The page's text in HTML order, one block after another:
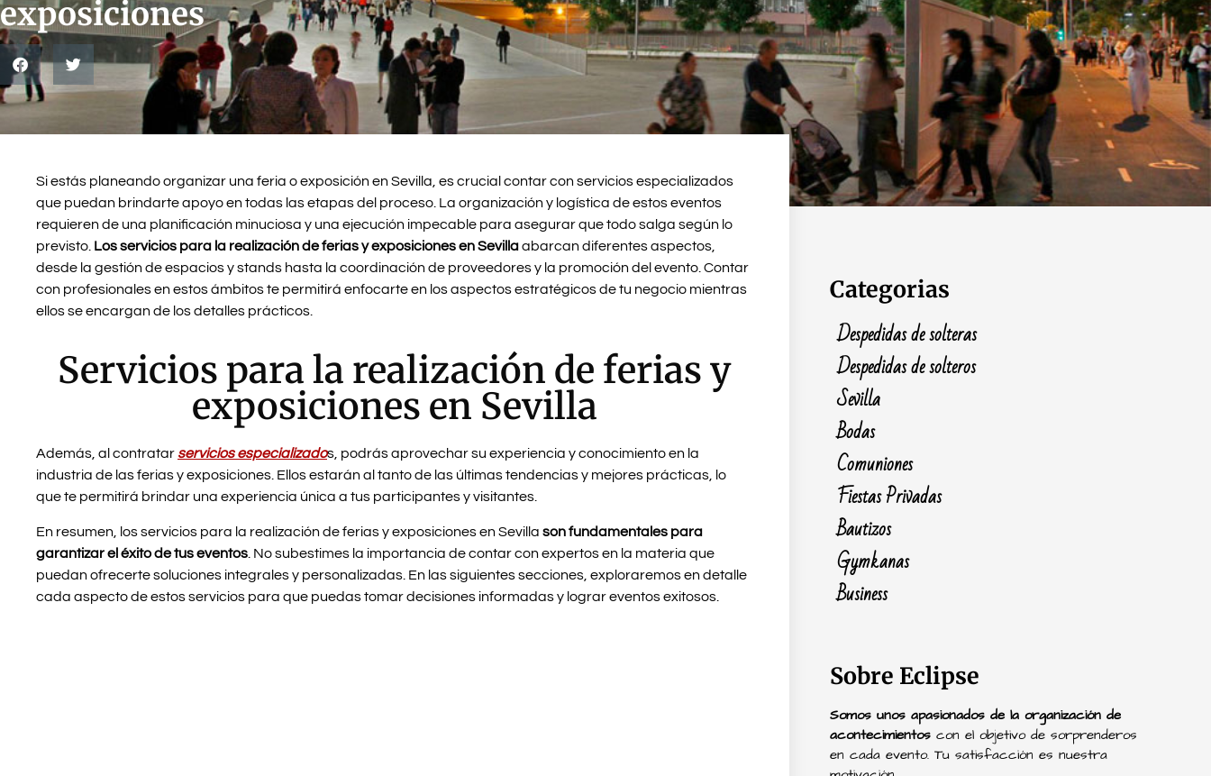
exposiciones
Si estás planeando organizar una feria o exposición en Sevilla, es crucial contar con servicios especializados
que puedan brindarte apoyo en todas las etapas del proceso. La organización y logística de estos eventos
requieren de una planificación minuciosa y una ejecución impecable para asegurar que todo salga según lo
previsto. Los servicios para la realización de ferias y exposiciones en Sevillaabarcan diferentes aspectos,
desde la gestión de espacios y stands hasta la coordinación de proveedores y la promoción del evento. Contar
con profesionales en estos ámbitos te permitirá enfocarte en los aspectos estratégicos de tu negocio mientras
ellos se encargan de los detalles prácticos.
Servicios para la realización de ferias y
exposiciones en Sevilla
Además, al contratar servicios especializados, podrás aprovechar su experiencia y conocimiento en la
industria de las ferias y exposiciones. Ellos estarán al tanto de las últimas tendencias y mejores prácticas, lo
que te permitirá brindar una experiencia única a tus participantes y visitantes.
En resumen, los servicios para la realización de ferias y exposiciones en Sevilla son fundamentales para
garantizar el éxito de tus eventos . No subestimes la importancia de contar con expertos en la materia que
puedan ofrecerte soluciones integrales y personalizadas. En las siguientes secciones, exploraremos en detalle
cada aspecto de estos servicios para que puedas tomar decisiones informadas y lograr eventos exitosos.
Categorias
Despedidas de solteras
Despedidas de solteros
Sevilla
Bodas
Comuniones
Fiestas Privadas
Bautizos
Gymkanas
Business
Sobre Eclipse
Somos unos apasionados de la organización de
acontecimientos con el objetivo de sorprenderos
en cada evento. Tu satisfacción es nuestra